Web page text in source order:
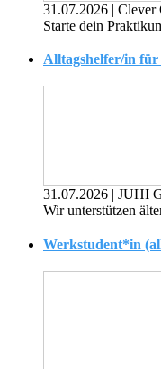
31.07.2026 | Clever
Starte dein
Alltagshelfer/in für
31.07.2026 | JUHI
Wir unterstützen
Werkstudent*in